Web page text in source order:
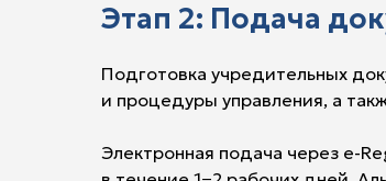
Этап 2: Подача
Подготовка учредительных
и процедуры управления, а
Электронная подача через e-